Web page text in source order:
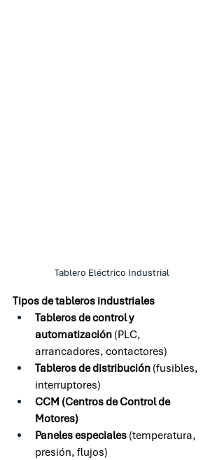
Tablero Eléctrico Industrial
Tipos de tableros industriales
Tableros de control y
automatización (PLC,
arrancadores, contactores)
Tableros de distribución (fusibles,
interruptores)
CCM (Centros de Control de
Motores)
Paneles especiales (temperatura,
presión, flujos)